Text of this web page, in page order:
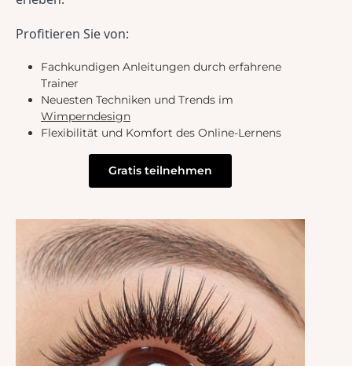
Profitieren Sie von:
Fachkundigen Anleitungen durch erfahrene
Trainer
Neuesten Techniken und Trends im
Wimperndesign
Flexibilität und Komfort des Online-Lernens
Gratis teilnehmen